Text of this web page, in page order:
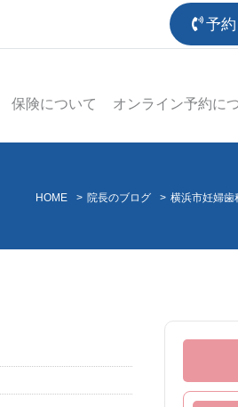
予
保険について オンライン予約に
HOME > 院長のブログ > 横浜市妊婦歯